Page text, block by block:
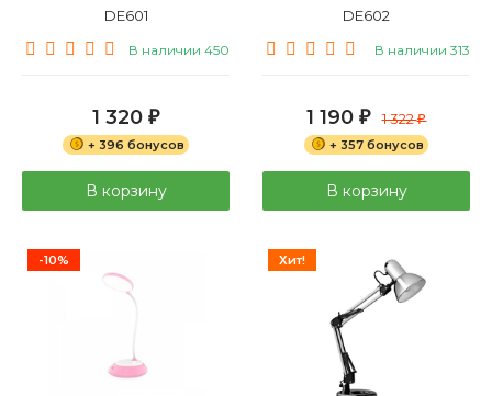
DE601
В наличии 450
1 320 ₽
+ 396 бонусов
В корзину
DE602
В наличии 313
1 190 ₽ 1 322₽
+ 357 бонусов
В корзину
-10% Хит!